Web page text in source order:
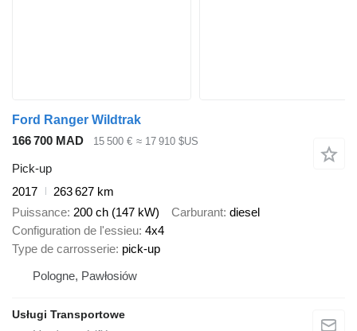
Ford Ranger Wildtrak
166 700 MAD
15 500 € ≈ 17 910 $US
Pick-up
2017
263 627 km
Puissance 200 ch (147 kW) Carburant diesel
Configuration de l'essieu 4x4
Type de carrosserie pick-up
Pologne, Pawłosiów
Usługi Transportowe